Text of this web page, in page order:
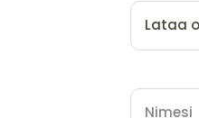
Lataa